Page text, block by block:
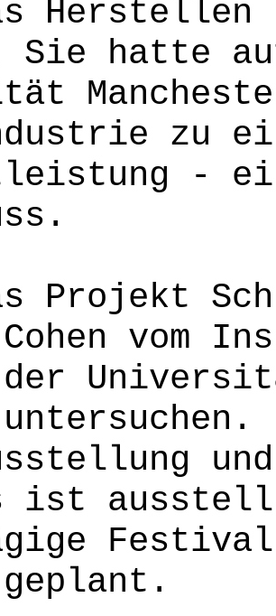
Herstellen
Sie hatte
zu
-
Projekt
Cohen vom
der
ist